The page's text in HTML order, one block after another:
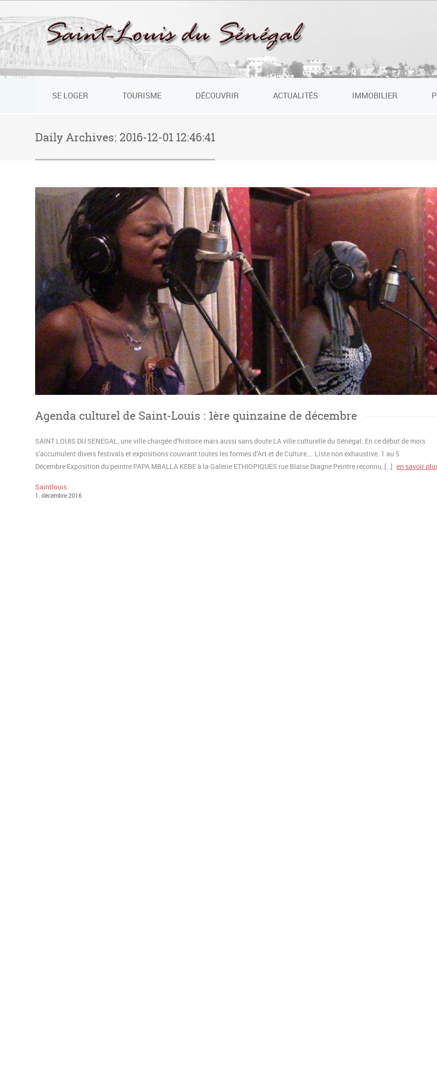
SE LOGER TOURISME DÉCOUVRIR ACTUALITÉS IMMOBILIER
Daily Archives: 2016-12-01 12:46:41
Agenda culturel de Saint-Louis : 1ère quinzaine de décembre
SAINT LOUIS DU SENEGAL, une ville chargée d’histoire mais aussi sans doute LA ville culturelle du Sénégal. En ce début de mois
s’accumulent divers festivals et expositions couvrant toutes les formes d’Art et de Culture…. Liste non exhaustive. 1 au 5
Décembre Exposition du peintre PAPA MBALLA KEBE à la Galerie ETHIOPIQUES rue Blaise Diagne Peintre reconnu, […] en savoir
Saintlouis
1 décembre 2016